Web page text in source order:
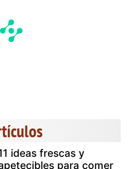
ideas frescas y
para comer